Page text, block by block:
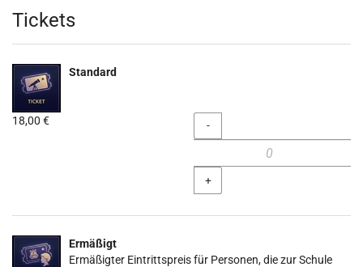
Produkte
Tickets
Standard
18,00 € Menge
-
+
Ermäßigt
Ermäßigter Eintrittspreis für Personen, die zur Schule